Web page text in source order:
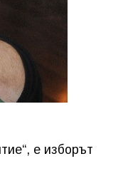
е изборът